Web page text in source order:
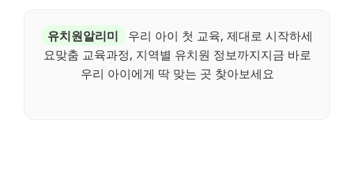
유치원알리미
우리 아이 첫 교육, 제대로 시작하세
요맞춤 교육과정, 지역별 유치원 정보까지지금 바로
우리 아이에게 딱 맞는 곳 찾아보세요